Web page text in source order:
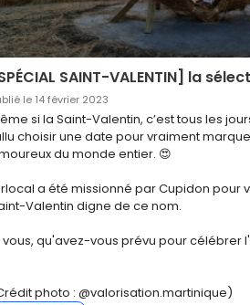
SAINT-VALENTIN] la
le 14 février 2023
si la Saint-Valentin, c’est tous les
choisir une date pour vraiment
du monde entier. 😍
a été missionné par Cupidon pour
Valentin digne de ce nom.
vous, qu'avez-vous prévu pour célébrer
photo : @valorisation.martinique)